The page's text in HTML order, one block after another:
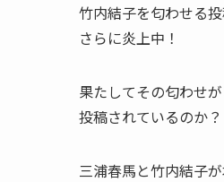
竹内結子を匂わせる
さらに炎上中！
果たしてその匂わせ
投稿されているのか？
三浦春馬と竹内結子